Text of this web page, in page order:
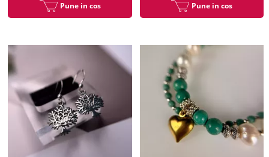
Pune in cos Pune in cos